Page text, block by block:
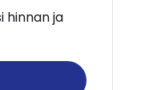
hinnan ja